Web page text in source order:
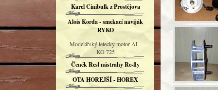
Karel Cinibulk z Prostějova
Alois Korda - smekací naviják
RYKO
Modelářský letecký motor AL-
KO 725
Čeněk Resl nástrahy Re-fly
OTA HOREJŠÍ - HOREX